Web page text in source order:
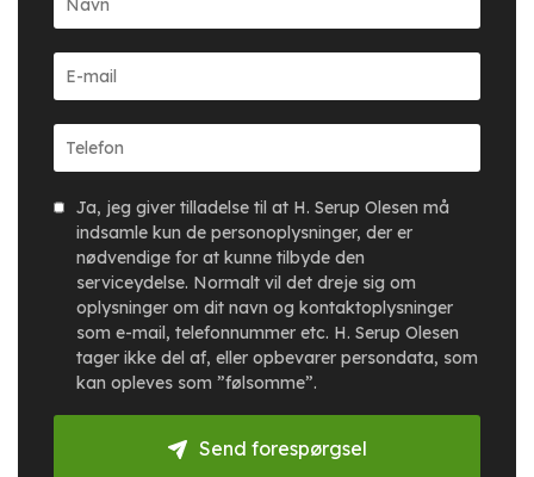
Ja, jeg giver tilladelse til at H. Serup Olesen må
indsamle kun de personoplysninger, der er
nødvendige for at kunne tilbyde den
serviceydelse. Normalt vil det dreje sig om
oplysninger om dit navn og kontaktoplysninger
som e-mail, telefonnummer etc. H. Serup Olesen
tager ikke del af, eller opbevarer persondata, som
kan opleves som ”følsomme”.
Send forespørgsel